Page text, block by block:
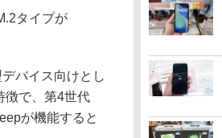
タイプが
バイス向けとし
徴で、第4世代
が機能すると